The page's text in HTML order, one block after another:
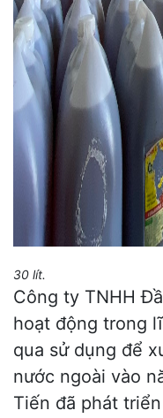
Dự trữ
30 lít.
Công ty TNHH
hoạt động trong
qua sử dụng để
nước ngoài vào
Tiến đã phát